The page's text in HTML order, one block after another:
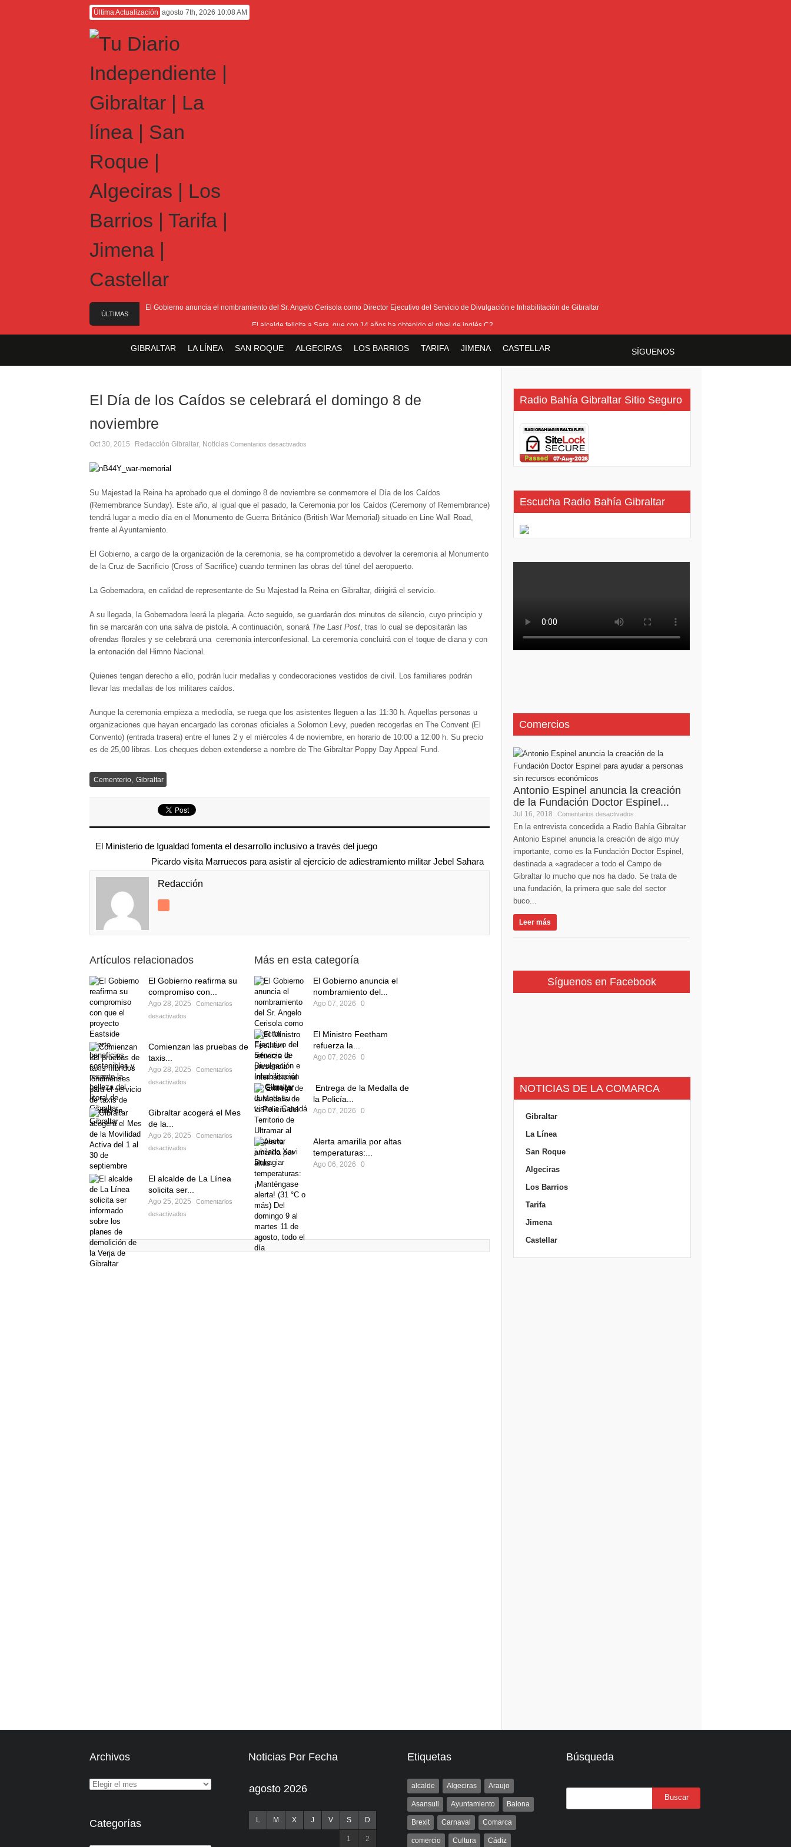
Última Actualización agosto 7th, 2026 10:08 AM
ÚLTIMAS
El Gobierno anuncia el nombramiento del Sr. Angelo Cerisola como Director Ejecutivo del Servicio de Divulgación e Inhabilitación de Gibraltar
El alcalde felicita a Sara, que con 14 años ha obtenido el nivel de inglés C2
GIBRALTAR LA LÍNEA SAN ROQUE ALGECIRAS LOS BARRIOS TARIFA JIMENA CASTELLAR SÍGUENOS
El Día de los Caídos se celebrará el domingo 8 de
noviembre
Oct 30, 2015 Redacción Gibraltar Noticias Comentarios desactivados
Su Majestad la Reina ha aprobado que el domingo 8 de noviembre se conmemore el Día de los Caídos
(Remembrance Sunday). Este año, al igual que el pasado, la Ceremonia por los Caídos (Ceremony of Remembrance)
tendrá lugar a medio día en el Monumento de Guerra Británico (British War Memorial) situado en Line Wall Road,
frente al Ayuntamiento.
El Gobierno, a cargo de la organización de la ceremonia, se ha comprometido a devolver la ceremonia al Monumento
de la Cruz de Sacrificio (Cross of Sacrifice) cuando terminen las obras del túnel del aeropuerto.
La Gobernadora, en calidad de representante de Su Majestad la Reina en Gibraltar, dirigirá el servicio.
A su llegada, la Gobernadora leerá la plegaria. Acto seguido, se guardarán dos minutos de silencio, cuyo principio y
fin se marcarán con una salva de pistola. A continuación, sonará The Last Post, tras lo cual se depositarán las
ofrendas florales y se celebrará una ceremonia interconfesional. La ceremonia concluirá con el toque de diana y con
la entonación del Himno Nacional.
Quienes tengan derecho a ello, podrán lucir medallas y condecoraciones vestidos de civil. Los familiares podrán
llevar las medallas de los militares caídos.
Aunque la ceremonia empieza a mediodía, se ruega que los asistentes lleguen a las 11:30 h. Aquellas personas u
organizaciones que hayan encargado las coronas oficiales a Solomon Levy, pueden recogerlas en The Convent (El
Convento) (entrada trasera) entre el lunes 2 y el miércoles 4 de noviembre, en horario de 10:00 a 12:00 h. Su precio
es de 25,00 libras. Los cheques deben extenderse a nombre de The Gibraltar Poppy Day Appeal Fund.
Cementerio, Gibraltar
El Ministerio de Igualdad fomenta el desarrollo inclusivo a través del juego
Picardo visita Marruecos para asistir al ejercicio de adiestramiento militar Jebel Sahara
Redacción
Artículos relacionados
El Gobierno reafirma su
compromiso con...
Ago 28, 2025
Comentarios
desactivados
Comienzan las pruebas de
taxis...
Ago 28, 2025
Comentarios
desactivados
Gibraltar acogerá el Mes
de la...
Ago 26, 2025
Comentarios
desactivados
El alcalde de La Línea
solicita ser...
Ago 25, 2025
Comentarios
desactivados
Más en esta categoría
El Gobierno anuncia el
nombramiento del...
Ago 07, 2026 0
El Ministro Feetham
refuerza la...
Ago 07, 2026 0
Entrega de la Medalla de
la Policía...
Ago 07, 2026 0
Alerta amarilla por altas
temperaturas:...
Ago 06, 2026 0
Radio Bahía Gibraltar Sitio Seguro
Escucha Radio Bahía Gibraltar
Comercios
Antonio Espinel anuncia la creación
de la Fundación Doctor Espinel...
Jul 16, 2018 Comentarios desactivados
En la entrevista concedida a Radio Bahía Gibraltar
Antonio Espinel anuncia la creación de algo muy
importante, como es la Fundación Doctor Espinel,
destinada a «agradecer a todo el Campo de
Gibraltar lo mucho que nos ha dado. Se trata de
una fundación, la primera que sale del sector
buco...
Leer más
Síguenos en Facebook
NOTICIAS DE LA COMARCA
Gibraltar
La Línea
San Roque
Algeciras
Los Barrios
Tarifa
Jimena
Castellar
Archivos
Categorías
Noticias Por Fecha
agosto 2026
L M X J V S D
1 2
Etiquetas
alcalde Algeciras Araujo
Asansull Ayuntamiento Balona
Brexit Carnaval Comarca
comercio Cultura Cádiz
Búsqueda